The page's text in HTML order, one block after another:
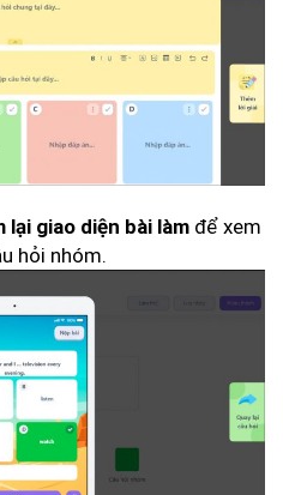
lại giao diện bài làm để xem
hỏi nhóm.